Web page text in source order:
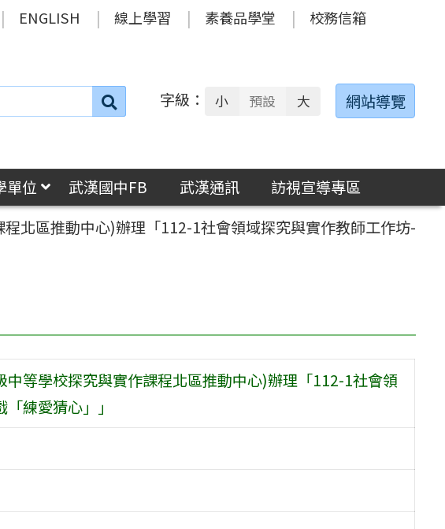
ENGLISH 線上學習 素養品學堂 校務信箱
搜
字級： 小 預設 大 網站導覽
單位 武漢國中FB 武漢通訊
訪視宣導專區
北區推動中心)辦理「112-1社會領域探究與實作教師工作坊-
等學校探究與實作課程北區推動中心)辦理「112-1社會領
練愛猜心」」